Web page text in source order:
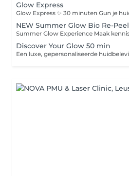
Glow Express
NEW Summer Glow Bio Re-Peel
Discover Your Glow 50 min